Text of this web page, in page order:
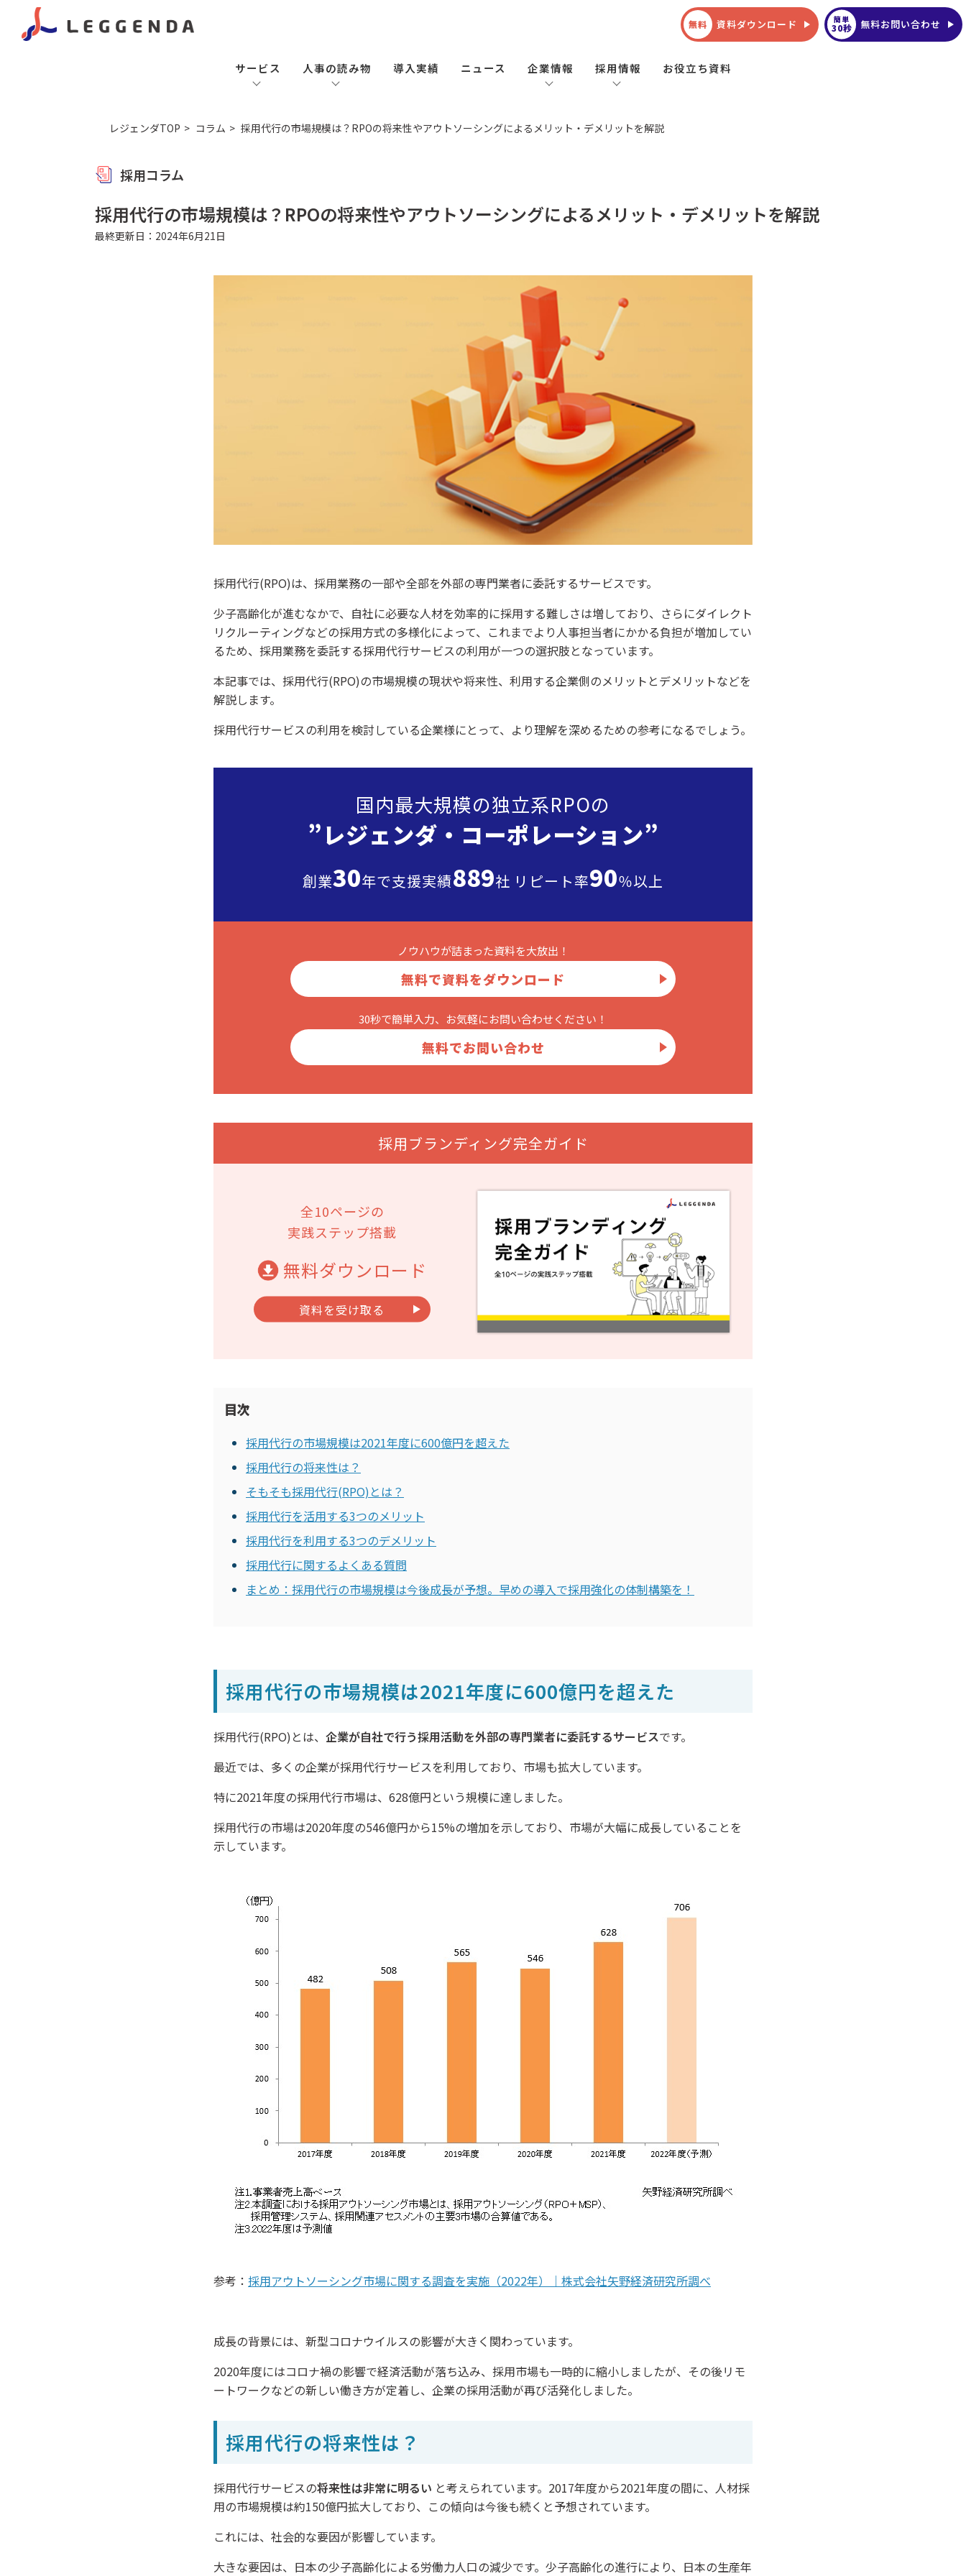
サービス 人事の読み物 導入実績 ニュース 企業情報 採用情報 お役立ち資料
無料 資料ダウンロード 簡単
30秒 無料お問い合わせ
レジェンダTOP コラム 採用代行の市場規模は？RPOの将来性やアウトソーシングによるメリット・デメリットを解説
採用コラム
採用代行の市場規模は？RPOの将来性やアウトソーシングによるメリット・デメリットを解説
最終更新日：2024年6月21日
採用代行(RPO)は、採用業務の一部や全部を外部の専門業者に委託するサービスです。
少子高齢化が進むなかで、自社に必要な人材を効率的に採用する難しさは増しており、さらにダイレクト
リクルーティングなどの採用方式の多様化によって、これまでより人事担当者にかかる負担が増加してい
るため、採用業務を委託する採用代行サービスの利用が一つの選択肢となっています。
本記事では、採用代行(RPO)の市場規模の現状や将来性、利用する企業側のメリットとデメリットなどを
解説します。
採用代行サービスの利用を検討している企業様にとって、より理解を深めるための参考になるでしょう。
国内最大規模の独立系RPOの
”レジェンダ・ コーポレーション”
創業30年で支援実績889社 リピート率90％以上
ノウハウが詰まった資料を大放出！
無料で資料をダウンロード
30秒で簡単入力、お気軽にお問い合わせください！
無料でお問い合わせ
採用ブランディング完全ガイド
全10ページの
実践ステップ搭載
無料ダウンロード
資料を受け取る
目次
採用代行の市場規模は2021年度に600億円を超えた
採用代行の将来性は？
そもそも採用代行(RPO)とは？
採用代行を活用する3つのメリット
採用代行を利用する3つのデメリット
採用代行に関するよくある質問
まとめ：採用代行の市場規模は今後成長が予想。早めの導入で採用強化の体制構築を！
採用代行の市場規模は2021年度に600億円を超えた
採用代行(RPO)とは、 企業が自社で行う採用活動を外部の専門業者に委託するサービスです。
最近では、多くの企業が採用代行サービスを利用しており、市場も拡大しています。
特に2021年度の採用代行市場は、628億円という規模に達しました。
採用代行の市場は2020年度の546億円から15%の増加を示しており、市場が大幅に成長していることを
示しています。
参考： 採用アウトソーシング市場に関する調査を実施（2022年）｜株式会社矢野経済研究所調べ
成長の背景には、新型コロナウイルスの影響が大きく関わっています。
2020年度にはコロナ禍の影響で経済活動が落ち込み、採用市場も一時的に縮小しましたが、その後リモ
ートワークなどの新しい働き方が定着し、企業の採用活動が再び活発化しました。
採用代行の将来性は？
採用代行サービスの将来性は非常に明るい と考えられています。2017年度から2021年度の間に、人材採
用の市場規模は約150億円拡大しており、この傾向は今後も続くと予想されています。
これには、社会的な要因が影響しています。
大きな要因は、日本の少子高齢化による労働力人口の減少です。少子高齢化の進行により、日本の生産年